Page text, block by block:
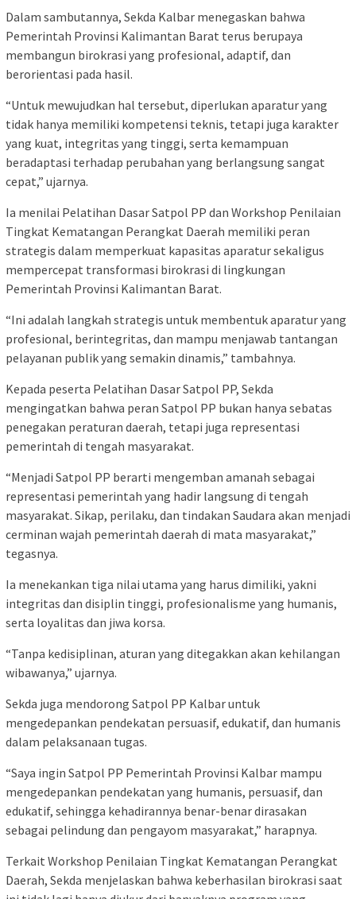
Dalam sambutannya, Sekda Kalbar menegaskan bahwa
Pemerintah Provinsi Kalimantan Barat terus berupaya
membangun birokrasi yang profesional, adaptif, dan
berorientasi pada hasil.
“Untuk mewujudkan hal tersebut, diperlukan aparatur yang
tidak hanya memiliki kompetensi teknis, tetapi juga karakter
yang kuat, integritas yang tinggi, serta kemampuan
beradaptasi terhadap perubahan yang berlangsung sangat
cepat,” ujarnya.
Ia menilai Pelatihan Dasar Satpol PP dan Workshop Penilaian
Tingkat Kematangan Perangkat Daerah memiliki peran
strategis dalam memperkuat kapasitas aparatur sekaligus
mempercepat transformasi birokrasi di lingkungan
Pemerintah Provinsi Kalimantan Barat.
“Ini adalah langkah strategis untuk membentuk aparatur yang
profesional, berintegritas, dan mampu menjawab tantangan
pelayanan publik yang semakin dinamis,” tambahnya.
Kepada peserta Pelatihan Dasar Satpol PP, Sekda
mengingatkan bahwa peran Satpol PP bukan hanya sebatas
penegakan peraturan daerah, tetapi juga representasi
pemerintah di tengah masyarakat.
“Menjadi Satpol PP berarti mengemban amanah sebagai
representasi pemerintah yang hadir langsung di tengah
masyarakat. Sikap, perilaku, dan tindakan Saudara akan menjadi
cerminan wajah pemerintah daerah di mata masyarakat,”
tegasnya.
Ia menekankan tiga nilai utama yang harus dimiliki, yakni
integritas dan disiplin tinggi, profesionalisme yang humanis,
serta loyalitas dan jiwa korsa.
“Tanpa kedisiplinan, aturan yang ditegakkan akan kehilangan
wibawanya,” ujarnya.
Sekda juga mendorong Satpol PP Kalbar untuk
mengedepankan pendekatan persuasif, edukatif, dan humanis
dalam pelaksanaan tugas.
“Saya ingin Satpol PP Pemerintah Provinsi Kalbar mampu
mengedepankan pendekatan yang humanis, persuasif, dan
edukatif, sehingga kehadirannya benar-benar dirasakan
sebagai pelindung dan pengayom masyarakat,” harapnya.
Terkait Workshop Penilaian Tingkat Kematangan Perangkat
Daerah, Sekda menjelaskan bahwa keberhasilan birokrasi saat